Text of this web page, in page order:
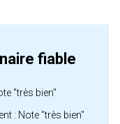
fiable
"très bien"
: Note "très bien"